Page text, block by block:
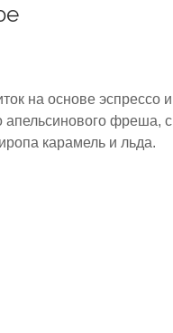
на основе эспрессо и
апельсинового фреша, с
карамель и льда.